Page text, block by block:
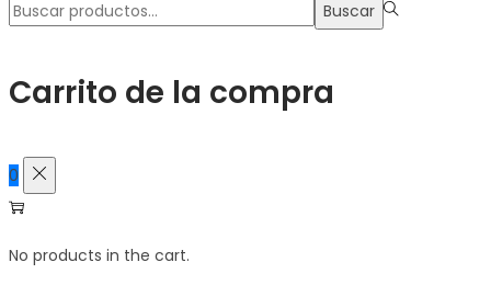
Búsqueda
Buscar
Carrito de la compra
0
No products in the cart.